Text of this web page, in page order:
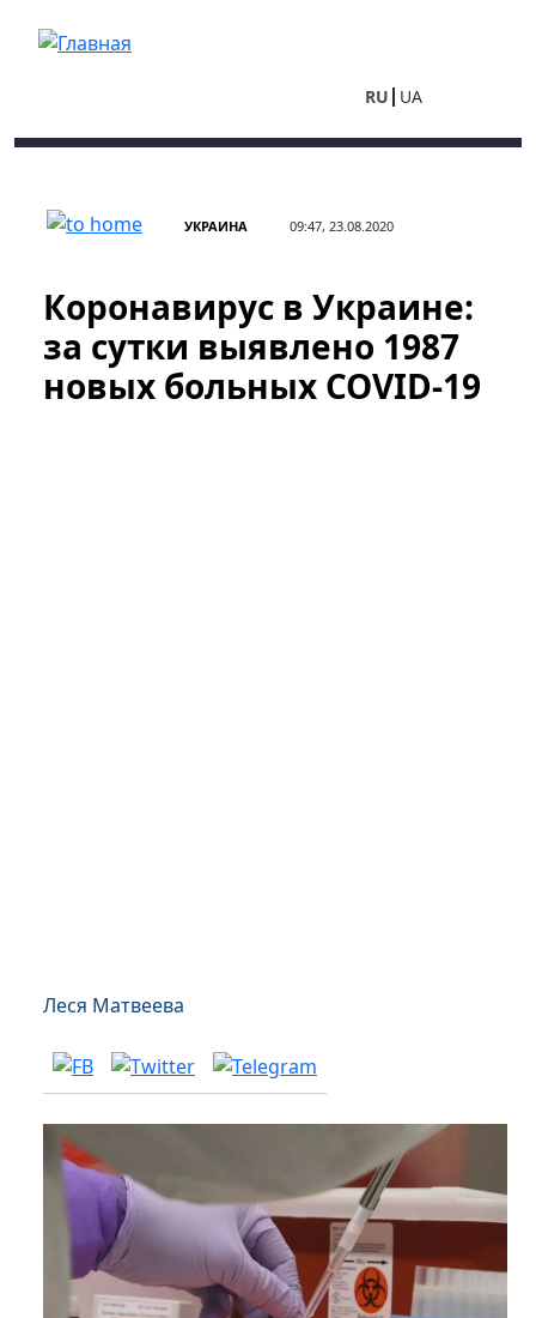
RU UA
УКРАИНА 09:47, 23.08.2020
Коронавирус в Украине:
за сутки выявлено 1987
новых больных COVID-19
Леся Матвеева